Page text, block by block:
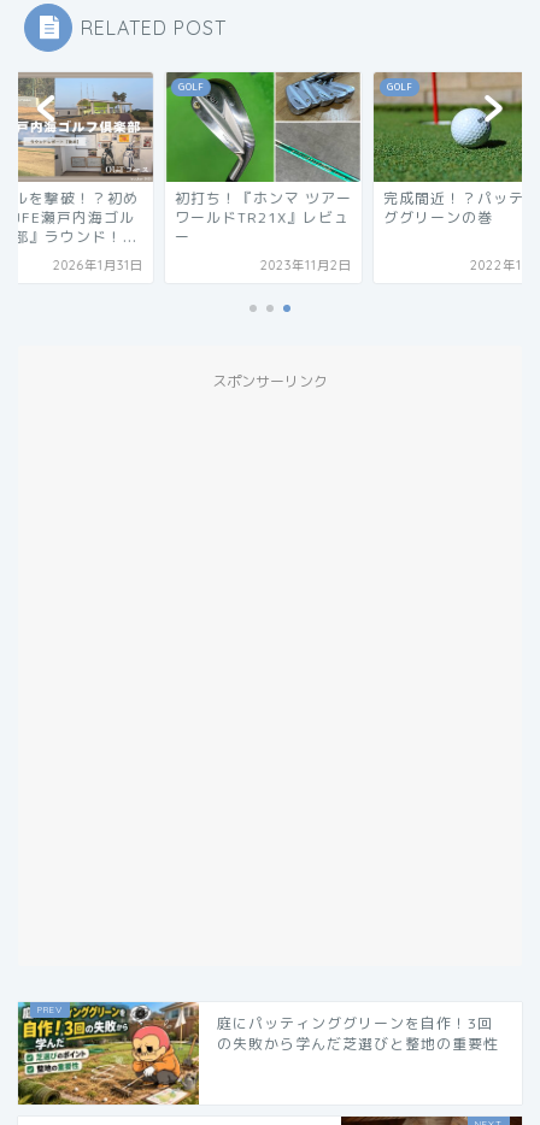
RELATED POST
！『ホンマ ツアー
ドTR21X』レビュ
2023年11月2日
GOLF
完成間近！？パッティン
ググリーンの巻
2022年11月1日
GOLF
ライバルを撃破！？
ての『JFE瀬戸内海
2026年1
スポンサーリンク
庭にパッティンググリーンを自作！3回
の失敗から学んだ芝選びと整地の重要性